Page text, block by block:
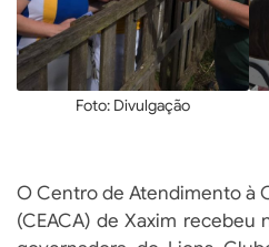
Foto: Divulgação
O Centro de Atendimento à
(CEACA) de Xaxim recebeu